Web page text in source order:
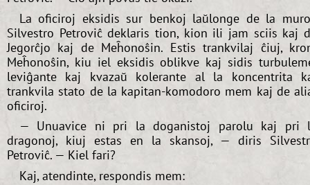
La oficiroj eksidis sur benkoj laŭlonge de la
Silvestro Petroviĉ deklaris tion, kion ili jam sciis kaj
Jegorĉjo kaj de Meĥonoŝin. Estis trankvilaj ĉiuj,
Meĥonoŝin, kiu iel eksidis oblikve kaj sidis
leviĝante kaj kvazaŭ kolerante al la koncentrita
trankvila stato de la kapitan-komodoro mem kaj de
oficiroj.
— Unuavice ni pri la doganistoj parolu kaj pri
dragonoj, kiuj estas en la skansoj, — diris
Petroviĉ. — Kiel fari?
Kaj, atendinte, respondis mem: